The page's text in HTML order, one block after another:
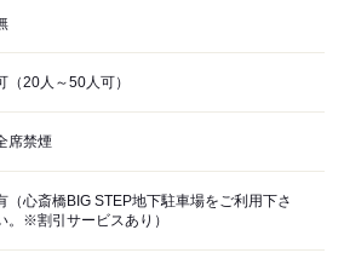
（20人～50人可）
席禁煙
（心斎橋BIG STEP地下駐車場をご利用下さ
。※割引サービスあり）